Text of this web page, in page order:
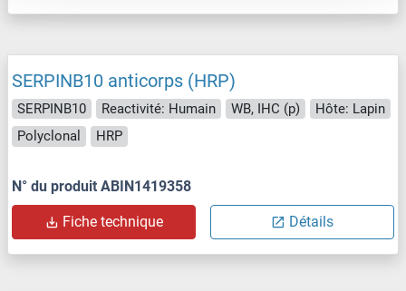
SERPINB10 anticorps (HRP)
SERPINB10 Reactivité: Humain WB, IHC (p)
Hôte: Lapin
Polyclonal
HRP
N° du produit ABIN1419358
Fiche technique Détails